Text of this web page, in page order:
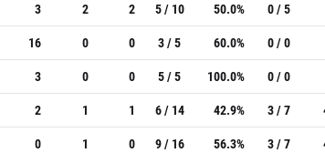
3 2 2 5 / 10 50.0% 0 / 5
16 0 0 3 / 5 60.0% 0 / 0
3 0 0 5 / 5 100.0% 0 / 0
2 1 1 6 / 14 42.9% 3 / 7
0 1 0 9 / 16 56.3% 3 / 7